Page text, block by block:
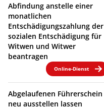
Abfindung anstelle einer
monatlichen
Entschädigungszahlung der
sozialen Entschädigung für
Witwen und Witwer
beantragen
Online-Dienst
Abgelaufenen Führerschein
neu ausstellen lassen